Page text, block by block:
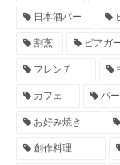
日本酒バー
割烹 ビアガ
フレンチ
カフェ バ
お好み焼き
創作料理